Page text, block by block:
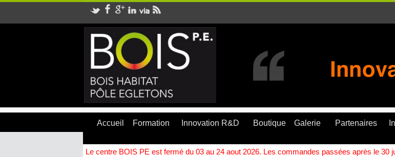
Accueil Formation Innovation R&D Boutique Galerie Partenaires
Le centre BOIS PE est fermé du 03 au 24 aout 2026. Les commandes passées après le 30